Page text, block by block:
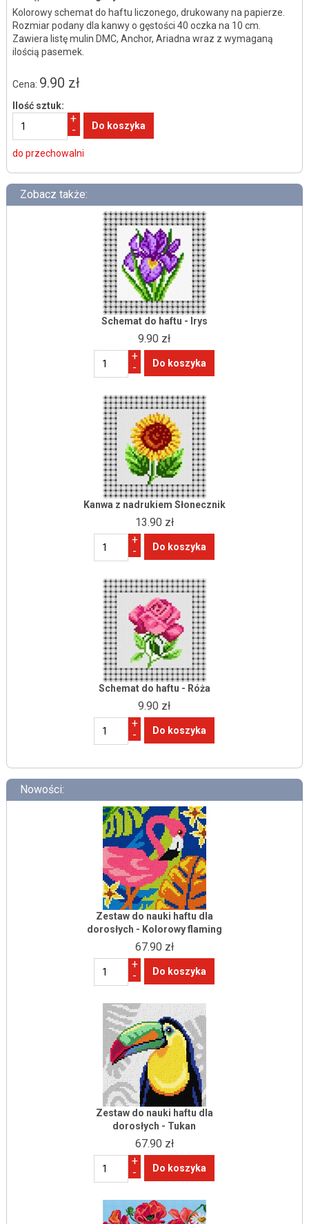
Kolorowy schemat do haftu liczonego, drukowany na papierze.
Rozmiar podany dla kanwy o gęstości 40 oczka na 10 cm.
Zawiera listę mulin DMC, Anchor, Ariadna wraz z wymaganą
ilością pasemek.
Cena: 9.90 zł
Ilość sztuk:
+
-
do przechowalni
Zobacz także:
Schemat do haftu - Irys
9.90 zł
+
-
Kanwa z nadrukiem Słonecznik
13.90 zł
+
-
Schemat do haftu - Róża
9.90 zł
+
-
Nowości:
Zestaw do nauki haftu dla
dorosłych - Kolorowy flaming
67.90 zł
+
-
Zestaw do nauki haftu dla
dorosłych - Tukan
67.90 zł
+
-